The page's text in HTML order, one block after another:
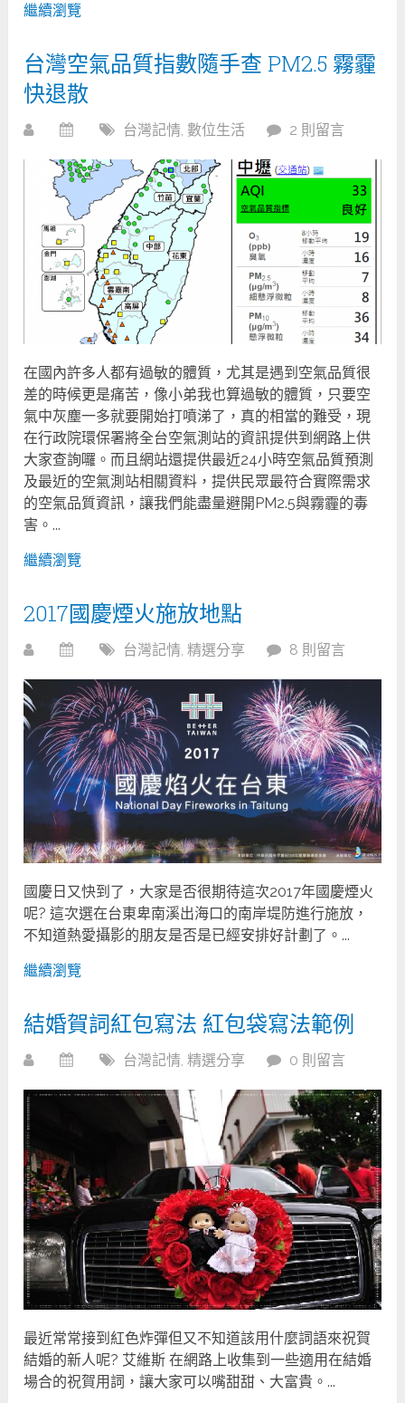
繼續瀏覽
台灣空氣品質指數隨手查 PM2.5 霧霾
快退散
台灣記情,數位生活 2 則留言
在國內許多人都有過敏的體質，尤其是遇到空氣品質很
差的時候更是痛苦，像小弟我也算過敏的體質，只要空
氣中灰塵一多就要開始打噴涕了，真的相當的難受，現
在行政院環保署將全台空氣測站的資訊提供到網路上供
大家查詢囉。而且網站還提供最近24小時空氣品質預測
及最近的空氣測站相關資料，提供民眾最符合實際需求
的空氣品質資訊，讓我們能盡量避開PM2.5與霧霾的毒
害。...
繼續瀏覽
2017國慶煙火施放地點
台灣記情 ,精選分享 8 則留言
國慶日又快到了，大家是否很期待這次2017年國慶煙火
呢? 這次選在台東卑南溪出海口的南岸堤防進行施放，
不知道熱愛攝影的朋友是否是已經安排好計劃了。...
繼續瀏覽
結婚賀詞紅包寫法 紅包袋寫法範例
台灣記情,精選分享 0 則留言
最近常常接到紅色炸彈但又不知道該用什麼詞語來祝賀
結婚的新人呢? 艾維斯 在網路上收集到一些適用在結婚
場合的祝賀用詞，讓大家可以嘴甜甜、大富貴。...